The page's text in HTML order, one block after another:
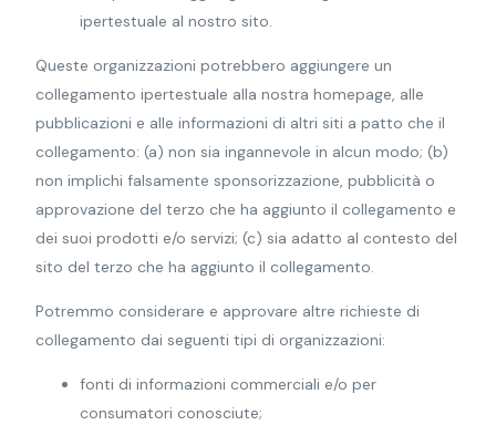
ipertestuale al nostro sito.
Queste organizzazioni potrebbero aggiungere un
collegamento ipertestuale alla nostra homepage, alle
pubblicazioni e alle informazioni di altri siti a patto che il
collegamento: (a) non sia ingannevole in alcun modo; (b)
non implichi falsamente sponsorizzazione, pubblicità o
approvazione del terzo che ha aggiunto il collegamento e
dei suoi prodotti e/o servizi; (c) sia adatto al contesto del
sito del terzo che ha aggiunto il collegamento.
Potremmo considerare e approvare altre richieste di
collegamento dai seguenti tipi di organizzazioni:
fonti di informazioni commerciali e/o per
consumatori conosciute;